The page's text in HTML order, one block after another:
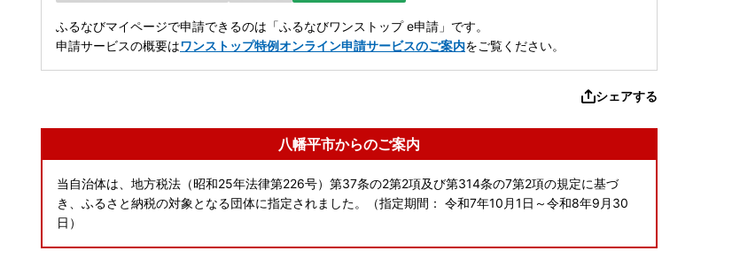
ふるなびマイページで申請できるのは「ふるなびワンストップ e申請」です。
申請サービスの概要はワンストップ特例オンライン申請サービスのご案内をご覧ください。
シェアする
八幡平市からのご案内
当自治体は、地方税法（昭和25年法律第226号）第37条の2第2項及び第314条の7第2項の規定に基づ
き、ふるさと納税の対象となる団体に指定されました。（指定期間： 令和7年10月1日～令和8年9月30
日）